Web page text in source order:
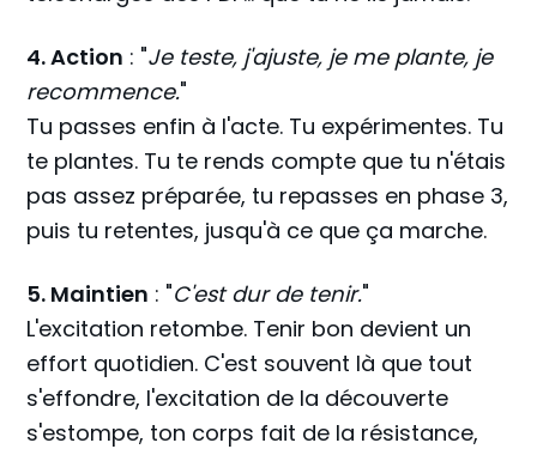
4. Action : "Je teste, j'ajuste, je me plante, je
recommence."
Tu passes enfin à l'acte. Tu expérimentes. Tu
te plantes. Tu te rends compte que tu n'étais
pas assez préparée, tu repasses en phase 3,
puis tu retentes, jusqu'à ce que ça marche.
5. Maintien : "C'est dur de tenir."
L'excitation retombe. Tenir bon devient un
effort quotidien. C'est souvent là que tout
s'effondre, l'excitation de la découverte
s'estompe, ton corps fait de la résistance,